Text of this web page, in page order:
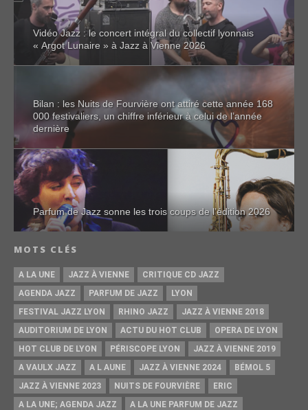
Vidéo Jazz : le concert intégral du collectif lyonnais
« Argot Lunaire » à Jazz à Vienne 2026
Bilan : les Nuits de Fourvière ont attiré cette année 168
000 festivaliers, un chiffre inférieur à celui de l’année
dernière
Parfum de Jazz sonne les trois coups de l’édition 2026
MOTS CLÉS
A LA UNE JAZZ À VIENNE
CRITIQUE CD JAZZ
AGENDA JAZZ
PARFUM DE JAZZ
LYON
FESTIVAL JAZZ LYON
RHINO JAZZ
JAZZ À VIENNE 2018
AUDITORIUM DE LYON
ACTU DU HOT CLUB
OPERA DE LYON
HOT CLUB DE LYON
PÉRISCOPE LYON
JAZZ À VIENNE 2019
A VAULX JAZZ
A L AUNE JAZZ À VIENNE 2024
BÉMOL 5
JAZZ À VIENNE 2023
NUITS DE FOURVIÈRE
ERIC
A LA UNE; AGENDA JAZZ
A LA UNE PARFUM DE JAZZ